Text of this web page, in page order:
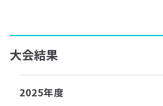
大会結果
2025年度